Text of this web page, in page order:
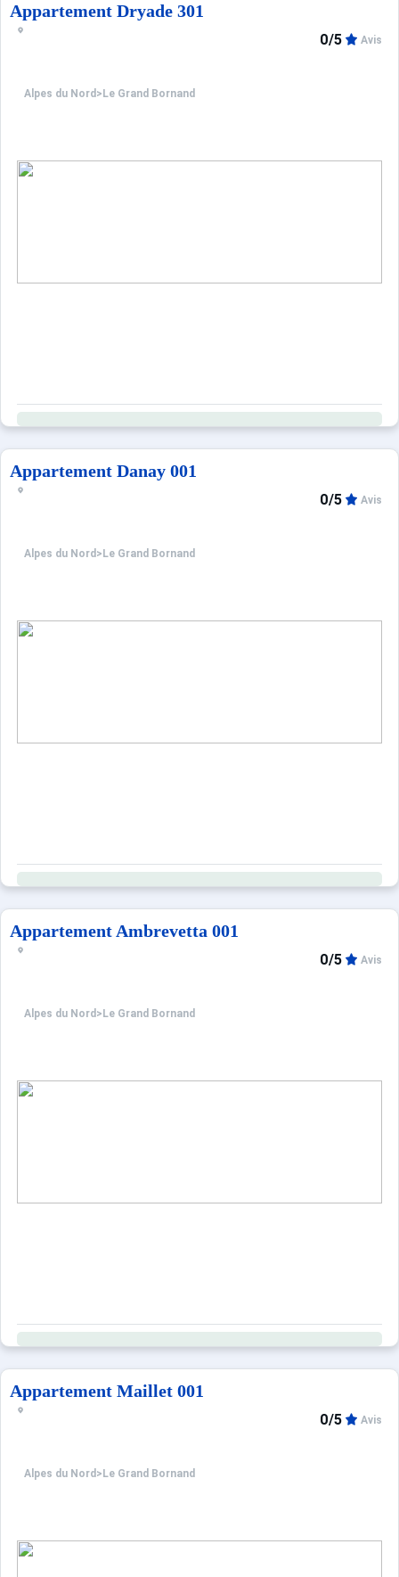
Appartement Dryade 301
Alpes du Nord > Le Grand Bornand
0/5 Avis
Appartement Danay 001
Alpes du Nord > Le Grand Bornand
0/5 Avis
Appartement Ambrevetta 001
Alpes du Nord > Le Grand Bornand
0/5 Avis
Appartement Maillet 001
Alpes du Nord > Le Grand Bornand
0/5 Avis